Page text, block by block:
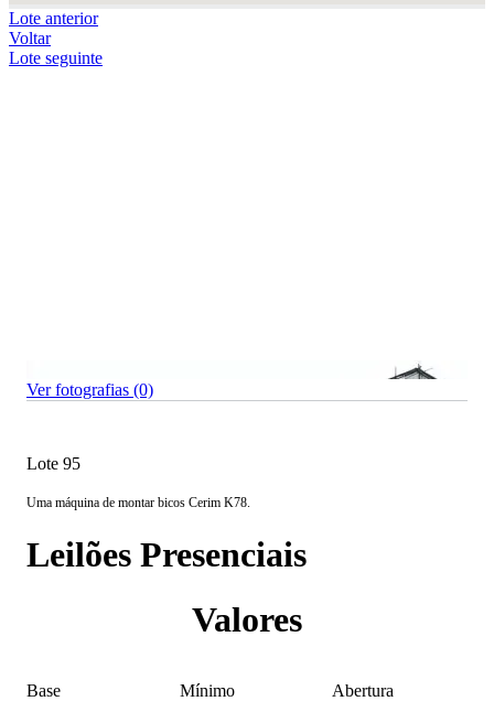
Lote anterior
Voltar
Lote seguinte
Ver fotografias (0)
Lote 95
Uma máquina de montar bicos Cerim K78.
Leilões Presenciais
Valores
Base Mínimo Abertura